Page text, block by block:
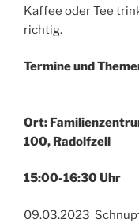
Kaffee oder Tee
richtig.
Termine und
Ort:
100, Radolfzell
15:00-16:30 Uhr
09.03.2023